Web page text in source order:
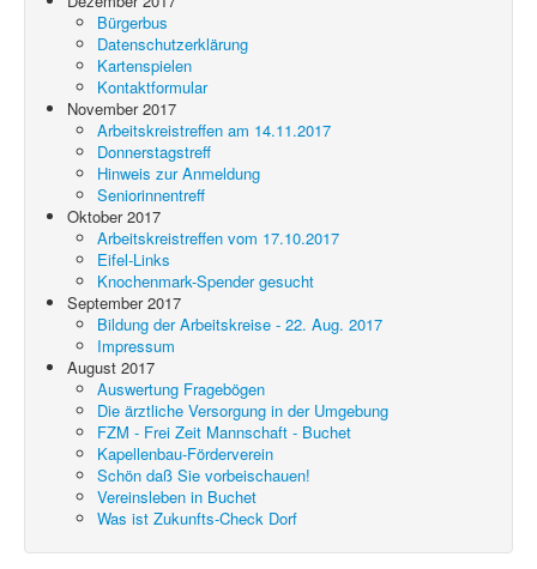
Bürgerbus
Datenschutzerklärung
Kartenspielen
Kontaktformular
November 2017
Arbeitskreistreffen am 14.11.2017
Donnerstagstreff
Hinweis zur Anmeldung
Seniorinnentreff
Oktober 2017
Arbeitskreistreffen vom 17.10.2017
Eifel-Links
Knochenmark-Spender gesucht
September 2017
Bildung der Arbeitskreise - 22. Aug. 2017
Impressum
August 2017
Auswertung Fragebögen
Die ärztliche Versorgung in der Umgebung
FZM - Frei Zeit Mannschaft - Buchet
Kapellenbau-Förderverein
Schön daß Sie vorbeischauen!
Vereinsleben in Buchet
Was ist Zukunfts-Check Dorf